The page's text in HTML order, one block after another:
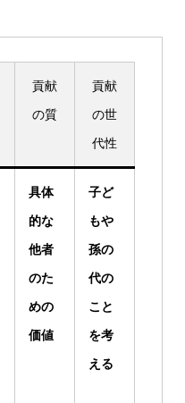
貢献
の質
貢献
の世
代性
具体
的な
他者
のた
めの
価値
子ど
もや
孫の
代の
こと
を考
える